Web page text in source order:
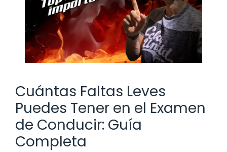
Cuántas Faltas Leves
Puedes Tener en el Examen
de Conducir: Guía
Completa